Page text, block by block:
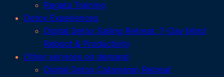
Regata Training
Detox Experiences
Digital Detox Sailing Retreat: 7-Day Mind
Reboot & Productivity
Other services on demand
Digital Detox Catamaran Retreat